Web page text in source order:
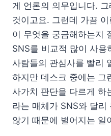
게 언론의 의무입니다. 그
것이고요. 그런데 가끔
이 무엇을 궁금해하는지
SNS를 비교적 많이 사용
사람들의 관심사를 빨리
하지만 데스크 중에는 그
사가치 판단을 다르게 하
라는 매체가 SNS와 달리
않기 때문에 벌어지는 일